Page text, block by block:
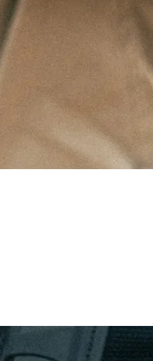
HIER GEHTS ZU DEN ÜBUNGEN